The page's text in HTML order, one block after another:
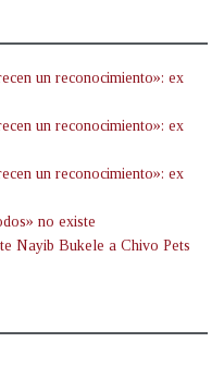
un reconocimiento»: ex
un reconocimiento»: ex
un reconocimiento»: ex
no existe
Nayib Bukele a Chivo Pets